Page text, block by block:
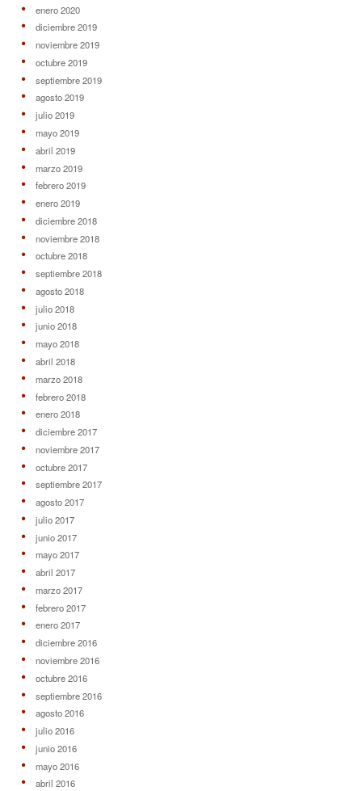
enero 2020
diciembre 2019
noviembre 2019
octubre 2019
septiembre 2019
agosto 2019
julio 2019
mayo 2019
abril 2019
marzo 2019
febrero 2019
enero 2019
diciembre 2018
noviembre 2018
octubre 2018
septiembre 2018
agosto 2018
julio 2018
junio 2018
mayo 2018
abril 2018
marzo 2018
febrero 2018
enero 2018
diciembre 2017
noviembre 2017
octubre 2017
septiembre 2017
agosto 2017
julio 2017
junio 2017
mayo 2017
abril 2017
marzo 2017
febrero 2017
enero 2017
diciembre 2016
noviembre 2016
octubre 2016
septiembre 2016
agosto 2016
julio 2016
junio 2016
mayo 2016
abril 2016